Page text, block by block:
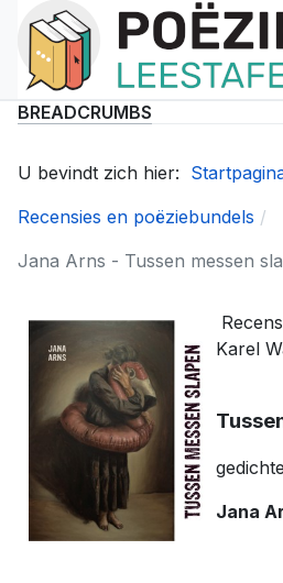
BREADCRUMBS
U bevindt zich hier:
Recensies en poëziebundels
Jana Arns - Tussen messen
Karel
Jana